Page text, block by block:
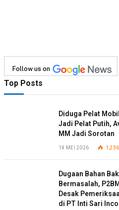
Follow us on
Top Posts
Diduga Pelat
Jadi Pelat Putih,
MM Jadi Sorotan
14 MEI 2026 1,236
Dugaan Bahan
Bermasalah,
Desak
di PT Inti Sari